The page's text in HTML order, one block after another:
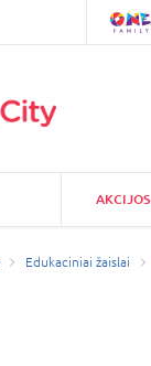
AKCIJOS
Edukaciniai žaislai